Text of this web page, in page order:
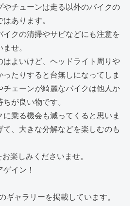
やチューンは走る以外のバイクの
あります。
イクの清掃やサビなどにも注意を
せ。
はよいけど、ヘッドライト周りや
たりすると台無しになってしま
チェーンが綺麗なバイクは他人か
が良い物です。
乗る機会も減ってくると思いま
、大きな分解などを楽しむのも
楽しみくださいませ。
イン！
ャラリーを掲載しています。